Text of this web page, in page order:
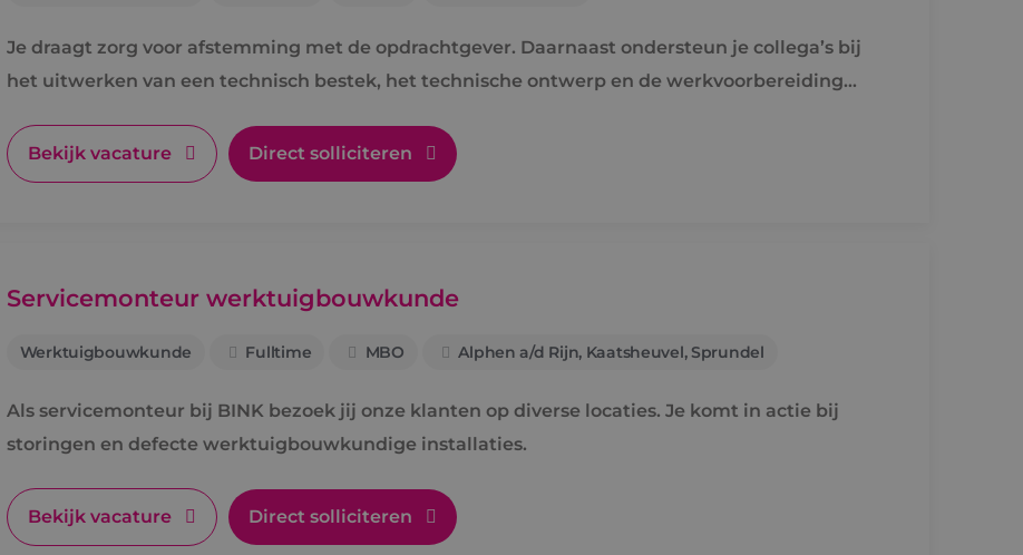
Je draagt zorg voor afstemming met de opdrachtgever. Daarnaast ondersteun je collega’s bij
het uitwerken van een technisch bestek, het technische ontwerp en de werkvoorbereiding
Bekijk vacature
Direct solliciteren
Servicemonteur werktuigbouwkunde
Werktuigbouwkunde Fulltime MBO Alphen a/d Rijn, Kaatsheuvel, Sprundel
Als servicemonteur bij BINK bezoek jij onze klanten op diverse locaties. Je komt in actie bij
storingen en defecte werktuigbouwkundige installaties.
Bekijk vacature Direct solliciteren